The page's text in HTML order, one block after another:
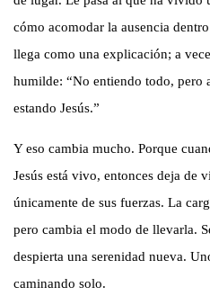
cómo acomodar la ausencia
llega como una explicación; a
humilde: “No entiendo todo, pero
estando Jesús.”
Y eso cambia mucho. Porque
Jesús está vivo, entonces deja de
únicamente de sus fuerzas. La
pero cambia el modo de llevarla.
despierta una serenidad nueva.
caminando solo.